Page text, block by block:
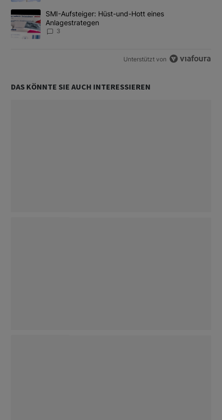
Ein Trendartikel mit dem Titel "SMI-Aufsteiger: Hüst-und-Hott
SMI-Aufsteiger: Hüst-und-Hott eines
Anlagestrategen
3
Unterstützt von
DAS KÖNNTE SIE AUCH INTERESSIEREN